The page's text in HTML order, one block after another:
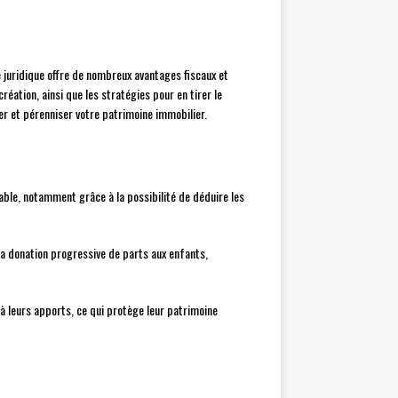
offre de nombreux avantages fiscaux et
ainsi que les stratégies pour en tirer le
et pérenniser votre patrimoine immobilier.
notamment grâce à la possibilité de déduire les
progressive de parts aux enfants,
leurs apports, ce qui protège leur patrimoine